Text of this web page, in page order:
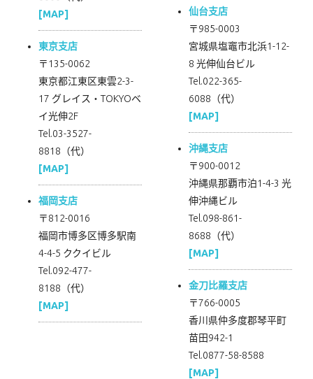
[MAP]
東京支店
〒135-0062
東京都江東区東雲2-3-
17 グレイス・TOKYOベ
イ光伸2F
Tel.03-3527-
8818（代）
[MAP]
福岡支店
〒812-0016
福岡市博多区博多駅南
4-4-5 ククイビル
Tel.092-477-
8188（代）
[MAP]
仙台支店
〒985-0003
宮城県塩竈市北浜1-12-
8 光伸仙台ビル
Tel.022-365-
6088（代）
[MAP]
沖縄支店
〒900-0012
沖縄県那覇市泊1-4-3 光
伸沖縄ビル
Tel.098-861-
8688（代）
[MAP]
金刀比羅支店
〒766-0005
香川県仲多度郡琴平町
苗田942-1
Tel.0877-58-8588
[MAP]